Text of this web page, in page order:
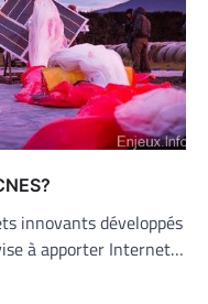
innovants développés
à apporter Internet…